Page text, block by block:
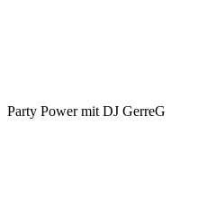
Party Power mit DJ GerreG